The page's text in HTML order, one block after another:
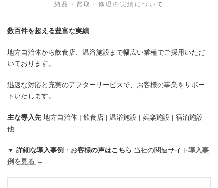
納品・買取・修理の実績について
数百件を超える豊富な実績
地方自治体から飲食店、温浴施設まで幅広い業種でご採用いただ
いております。
迅速な対応と充実のアフターサービスで、お客様の事業をサポー
トいたします。
主な導入先地方自治体 | 飲食店 | 温浴施設 | 娯楽施設 | 宿泊施設
他
▼ 詳細な導入事例・お客様の声はこちら 当社の関連サイト導入事
例を見る →